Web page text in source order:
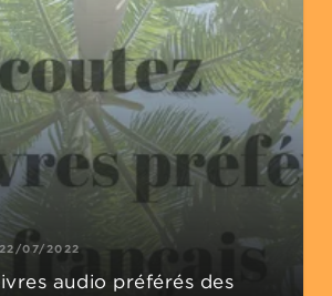
22/07/2022
audio préférés des